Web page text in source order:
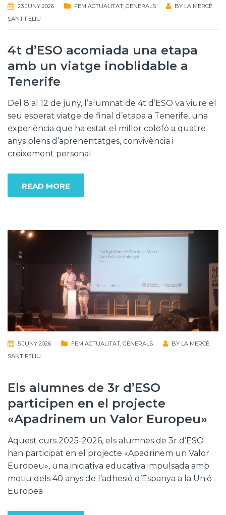
23 JUNY 2026 FEM ACTUALITAT, GENERALS BY LA MERCÈ
SANT FELIU
4t d’ESO acomiada una etapa
amb un viatge inoblidable a
Tenerife
Del 8 al 12 de juny, l’alumnat de 4t d’ESO va viure el
seu esperat viatge de final d’etapa a Tenerife, una
experiència que ha estat el millor colofó a quatre
anys plens d’aprenentatges, convivència i
creixement personal.
READ MORE
5 JUNY 2026 FEM ACTUALITAT GENERALS BY LA MERCÈ
SANT FELIU
Els alumnes de 3r d’ESO
participen en el projecte
«Apadrinem un Valor Europeu»
Aquest curs 2025-2026, els alumnes de 3r d’ESO
han participat en el projecte «Apadrinem un Valor
Europeu», una iniciativa educativa impulsada amb
motiu dels 40 anys de l’adhesió d’Espanya a la Unió
Europea